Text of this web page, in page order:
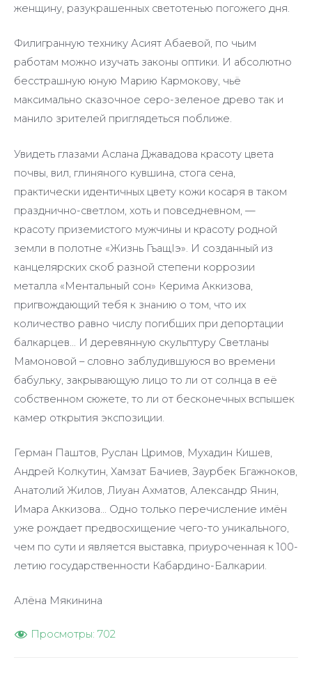
женщину, разукрашенных светотенью погожего дня.
Филигранную технику Асият Абаевой, по чьим
работам можно изучать законы оптики. И абсолютно
бесстрашную юную Марию Кармокову, чьё
максимально сказочное серо-зеленое древо так и
манило зрителей приглядеться поближе.
Увидеть глазами Аслана Джавадова красоту цвета
почвы, вил, глиняного кувшина, стога сена,
практически идентичных цвету кожи косаря в таком
празднично-светлом, хоть и повседневном, —
красоту приземистого мужчины и красоту родной
земли в полотне «Жизнь ГъащIэ». И созданный из
канцелярских скоб разной степени коррозии
металла «Ментальный сон» Керима Аккизова,
пригвождающий тебя к знанию о том, что их
количество равно числу погибших при депортации
балкарцев… И деревянную скульптуру Светланы
Мамоновой – словно заблудившуюся во времени
бабульку, закрывающую лицо то ли от солнца в её
собственном сюжете, то ли от бесконечных вспышек
камер открытия экспозиции.
Герман Паштов, Руслан Цримов, Мухадин Кишев,
Андрей Колкутин, Хамзат Бачиев, Заурбек Бгажноков,
Анатолий Жилов, Лиуан Ахматов, Александр Янин,
Имара Аккизова… Одно только перечисление имён
уже рождает предвосхищение чего-то уникального,
чем по сути и является выставка, приуроченная к 100-
летию государственности Кабардино-Балкарии.
Алёна Мякинина
Просмотры: 702